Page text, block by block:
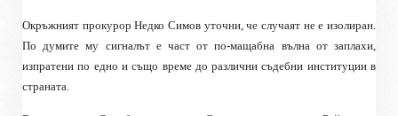
Окръжният прокурор Недко Симов уточни, че случаят не е изолиран.
По думите му сигналът е част от по-мащабна вълна от заплахи,
изпратени по едно и също време до различни съдебни институции в
страната.